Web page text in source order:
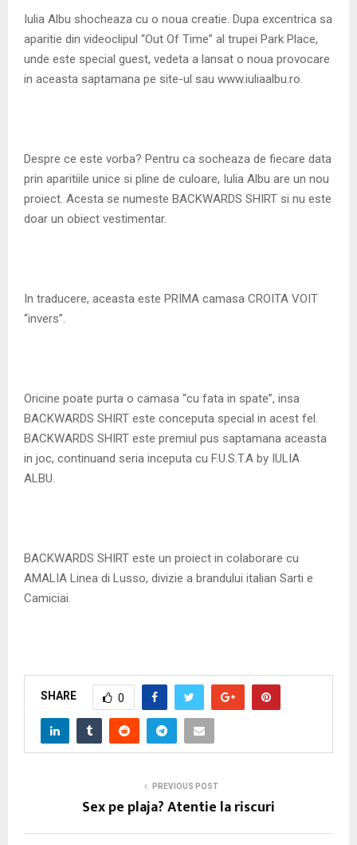
E
N
Iulia Albu shocheaza cu o noua creatie. Dupa excentrica sa
aparitie din videoclipul “Out Of Time” al trupei Park Place,
unde este special guest, vedeta a lansat o noua provocare
in aceasta saptamana pe site-ul sau www.iuliaalbu.ro.
Despre ce este vorba? Pentru ca socheaza de fiecare data
prin aparitiile unice si pline de culoare, Iulia Albu are un nou
proiect. Acesta se numeste BACKWARDS SHIRT si nu este
doar un obiect vestimentar.
In traducere, aceasta este PRIMA camasa CROITA VOIT
“invers”.
Oricine poate purta o camasa “cu fata in spate”, insa
BACKWARDS SHIRT este conceputa special in acest fel.
BACKWARDS SHIRT este premiul pus saptamana aceasta
in joc, continuand seria inceputa cu F.U.S.T.A by IULIA
ALBU.
BACKWARDS SHIRT este un proiect in colaborare cu
AMALIA Linea di Lusso, divizie a brandului italian Sarti e
Camiciai.
SHARE 0
PREVIOUS POST
Sex pe plaja? Atentie la riscuri